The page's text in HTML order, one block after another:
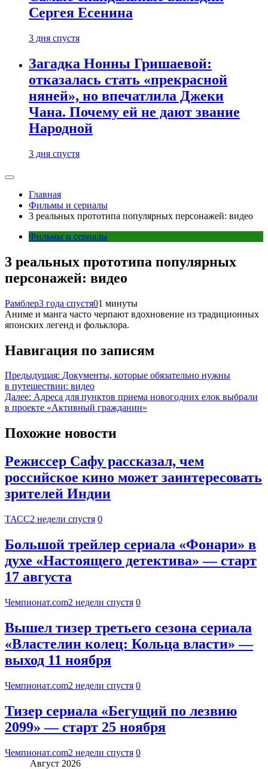
Сергея Есенина
3 дня спустя
Загадка Нонны Гришаевой:
отказалась стать «прекрасной
няней», но впечатлила Джеки
Чана. Почему ей не дают звание
Народной
3 дня спустя
Главная
Фильмы и сериалы
3 реальных прототипа популярных персонажей: видео
Фильмы и сериалы
3 реальных прототипа популярных
персонажей: видео
Рамблер3 года спустя01 минуты
Аниме и манга часто черпают вдохновение из традиционных
японских легенд и фольклора.
Навигация по записям
Предыдущая: Документы, которые обязательно нужны
в путешествии: видео
Далее: Адреса для пунктов приема новогодних елок выбрали
в проекте «Активный гражданин»
Похожие новости
Режиссер Сафу рассказал, чем
российское кино может заинтересовать
зрителей Индии
ТАСС2 недели спустя 0
Большой трейлер сериала «Фонари» в
духе «Настоящего детектива» — старт
17 августа
Чемпионат.com2 недели спустя 0
Вышел тизер третьего сезона сериала
«Властелин колец: Кольца власти» —
выход 11 ноября
Чемпионат.com2 недели спустя 0
Тизер сериала «Бегущий по лезвию
2099» — старт 25 ноября
Чемпионат.com2 недели спустя 0
Август 2026